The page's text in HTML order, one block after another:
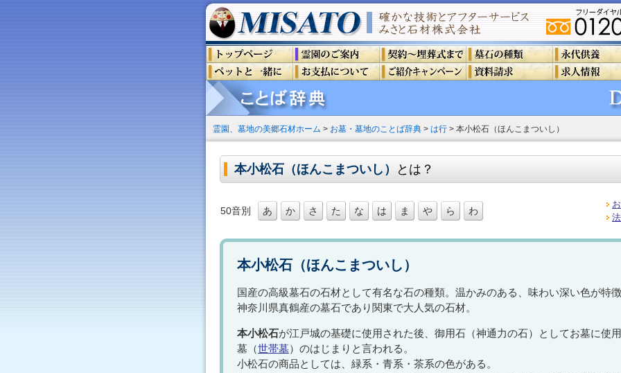
霊園、墓地の美郷石材ホーム > お墓・墓地のことば辞典 > は行 > 本小松石（ほんこまついし）
本小松石（ほんこまついし） とは？
50音別 あ か さ た な は ま や ら わ
本小松石（ほんこまついし）
国産の高級墓石の石材として有名な石の種類。温かみのある、味わい深い色が特
神奈川県真鶴産の墓石であり関東で大人気の石材。
本小松石が江戸城の基礎に使用された後、御用石（神通力の石）としてお墓に使
墓（世帯墓）のはじまりと言われる。
小松石の商品としては、緑系・青系・茶系の色がある。